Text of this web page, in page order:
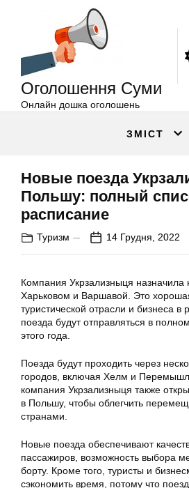
Оголошення Суми
Онлайн дошка оголошень
ЗМІСТ
Новые поезда
Польшу: полный
расписание
Туризм 14 Грудня, 2022
Компания Укрзализныця
Харьковом и Варшавой. Это
туристической отрасли и бизнеса в
поезда будут отправляться в
этого года.
Поезда будут проходить через
городов, включая Хелм и
компания Укрзализныця также
в Польшу, чтобы облегчить
странами.
Новые поезда обеспечивают
пассажиров, возможность выбора
борту. Кроме того, туристы и
сэкономить время, потому что